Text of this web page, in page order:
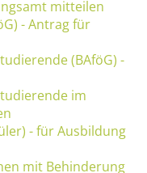
mitteilen
- Antrag für
(BAföG) -
im
- für Ausbildung
mit Behinderung